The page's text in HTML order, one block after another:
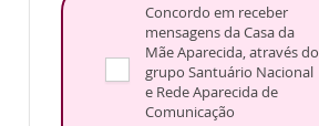
Concordo em receber
mensagens da Casa da
Mãe Aparecida, através do
grupo Santuário Nacional
e Rede Aparecida de
Comunicação